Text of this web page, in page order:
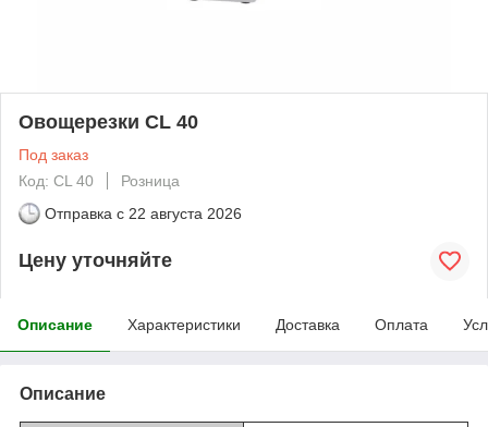
Овощерезки CL 40
Под заказ
Код: CL 40
Розница
Отправка с 22 августа 2026
Цену уточняйте
Описание Характеристики Доставка Оплата
Описание